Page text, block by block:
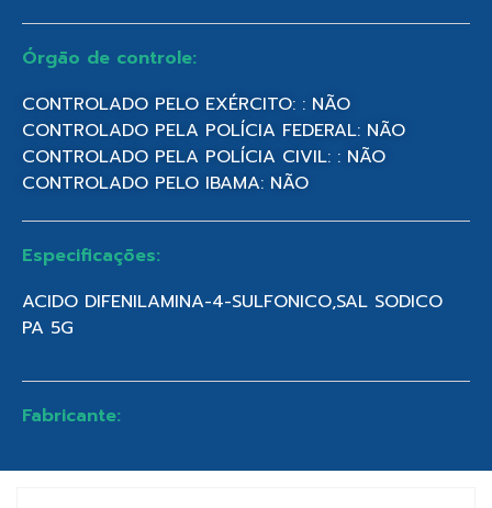
Órgão de controle:
CONTROLADO PELO EXÉRCITO: : NÃO
CONTROLADO PELA POLÍCIA FEDERAL: NÃO
CONTROLADO PELA POLÍCIA CIVIL: : NÃO
CONTROLADO PELO IBAMA: NÃO
Especificações:
ACIDO DIFENILAMINA-4-SULFONICO,SAL SODICO
PA 5G
Fabricante: